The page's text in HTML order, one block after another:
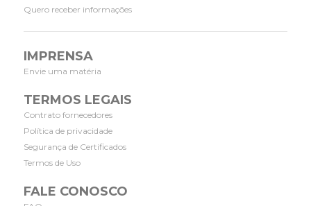
Quero receber informações
IMPRENSA
Envie uma matéria
TERMOS LEGAIS
Contrato fornecedores
Política de privacidade
Segurança de Certificados
Termos de Uso
FALE CONOSCO